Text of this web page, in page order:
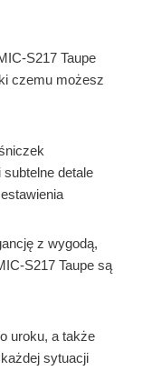
S217 Taupe
czemu możesz
detale
z wygodą,
S217 Taupe są
uroku, a także
sytuacji